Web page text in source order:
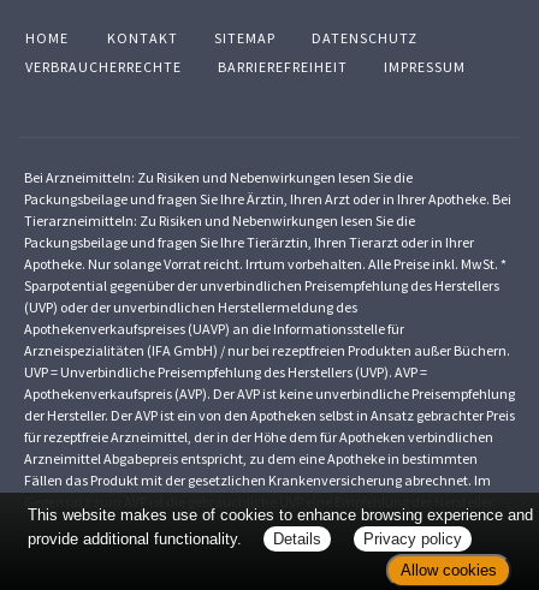
HOME KONTAKT SITEMAP
DATENSCHUTZ
VERBRAUCHERRECHTE
BARRIEREFREIHEIT IMPRESSUM
Bei Arzneimitteln: Zu Risiken und Nebenwirkungen lesen Sie die
Packungsbeilage und fragen Sie Ihre Ärztin, Ihren Arzt oder in Ihrer Apotheke. Bei
Tierarzneimitteln: Zu Risiken und Nebenwirkungen lesen Sie die
Packungsbeilage und fragen Sie Ihre Tierärztin, Ihren Tierarzt oder in Ihrer
Apotheke. Nur solange Vorrat reicht. Irrtum vorbehalten. Alle Preise inkl. MwSt. *
Sparpotential gegenüber der unverbindlichen Preisempfehlung des Herstellers
(UVP) oder der unverbindlichen Herstellermeldung des
Apothekenverkaufspreises (UAVP) an die Informationsstelle für
Arzneispezialitäten (IFA GmbH) / nur bei rezeptfreien Produkten außer Büchern.
UVP = Unverbindliche Preisempfehlung des Herstellers (UVP). AVP =
Apothekenverkaufspreis (AVP). Der AVP ist keine unverbindliche Preisempfehlung
der Hersteller. Der AVP ist ein von den Apotheken selbst in Ansatz gebrachter Preis
für rezeptfreie Arzneimittel, der in der Höhe dem für Apotheken verbindlichen
Arzneimittel Abgabepreis entspricht, zu dem eine Apotheke in bestimmten
Fällen das Produkt mit der gesetzlichen Krankenversicherung abrechnet. Im
This website makes use of cookies to enhance browsing experience and
provide additional functionality.
Details
Privacy policy
Allow cookies